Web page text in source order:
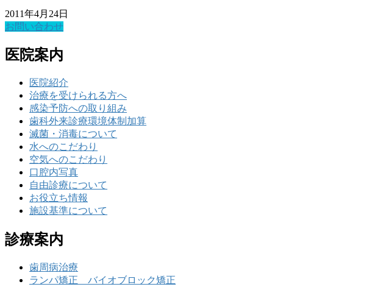
2011年4月24日
お問い合わせ
医院案内
医院紹介
治療を受けられる方へ
感染予防への取り組み
歯科外来診療環境体制加算
滅菌・消毒について
水へのこだわり
空気へのこだわり
口腔内写真
自由診療について
お役立ち情報
施設基準について
診療案内
歯周病治療
ランパ矯正 バイオブロック矯正